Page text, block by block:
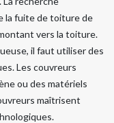
la fuite de toiture de
vers la toiture.
il faut utiliser des
Les couvreurs
ou des matériels
maîtrisent